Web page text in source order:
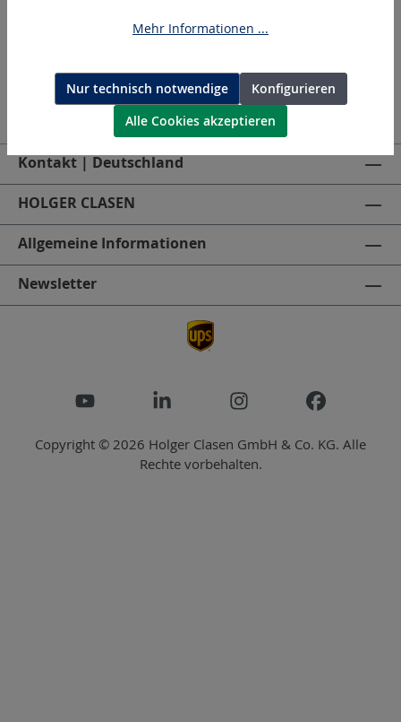
Kontakt | Deutschland
HOLGER CLASEN
Allgemeine Informationen
Newsletter
Copyright © 2026 Holger Clasen GmbH & Co. KG. Alle
Rechte vorbehalten.
Mehr Informationen ...
Nur technisch notwendige
Konfigurieren
Alle Cookies akzeptieren